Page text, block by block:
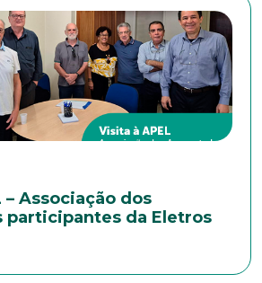
– Associação dos
participantes da Eletros
conosco
uma instituição sólida, ética e
com o bem-estar dos seus
todos os dados abaixo e
seu currículo.